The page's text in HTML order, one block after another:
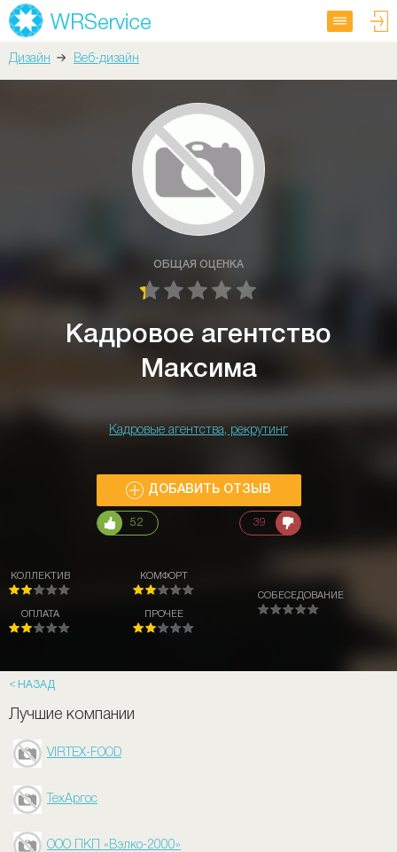
Дизайн Веб-дизайн
ОБЩАЯ ОЦЕНКА
Кадровое агентство
Максима
Кадровые агентства, рекрутинг
ДОБАВИТЬ ОТЗЫВ
52 39
КОЛЛЕКТИВ
ОПЛАТА
КОМФОРТ
ПРОЧЕЕ
СОБЕСЕДОВАНИЕ
НАЗАД
Лучшие компании
VIRTEX-FOOD
ТехАргос
ООО ПКП «Вэлко-2000»